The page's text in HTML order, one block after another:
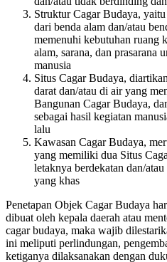
Struktur Cagar Budaya,
dari benda alam dan/atau
memenuhi kebutuhan ruang
alam, sarana, dan prasarana
manusia
Situs Cagar Budaya,
darat dan/atau di air yang
Bangunan Cagar Budaya,
sebagai hasil kegiatan
lalu
Kawasan Cagar Budaya,
yang memiliki dua Situs
letaknya berdekatan dan/
yang khas
Penetapan Objek Cagar Budaya
dibuat oleh kepala daerah atau
cagar budaya, maka wajib
ini meliputi perlindungan,
ketiganya dilaksanakan dengan